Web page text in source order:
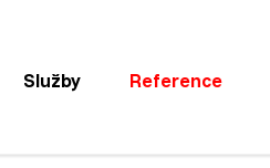
Služby Reference